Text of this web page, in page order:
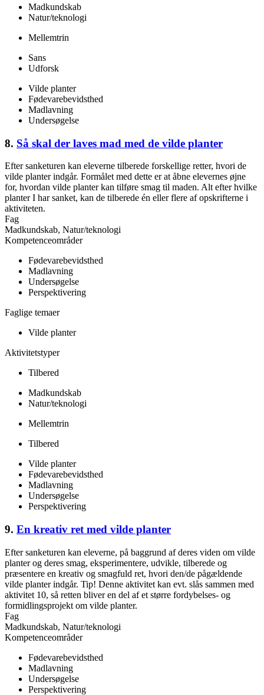
Madkundskab
Natur/teknologi
Mellemtrin
Sans
Udforsk
Vilde planter
Fødevarebevidsthed
Madlavning
Undersøgelse
8. Så skal der laves mad med de vilde planter
Efter sanketuren kan eleverne tilberede forskellige retter, hvori de
vilde planter indgår. Formålet med dette er at åbne elevernes øjne
for, hvordan vilde planter kan tilføre smag til maden. Alt efter hvilke
planter I har sanket, kan de tilberede én eller flere af opskrifterne i
aktiviteten.
Fag
Madkundskab, Natur/teknologi
Kompetenceområder
Fødevarebevidsthed
Madlavning
Undersøgelse
Perspektivering
Faglige temaer
Vilde planter
Aktivitetstyper
Tilbered
Madkundskab
Natur/teknologi
Mellemtrin
Tilbered
Vilde planter
Fødevarebevidsthed
Madlavning
Undersøgelse
Perspektivering
9. En kreativ ret med vilde planter
Efter sanketuren kan eleverne, på baggrund af deres viden om vilde
planter og deres smag, eksperimentere, udvikle, tilberede og
præsentere en kreativ og smagfuld ret, hvori den/de pågældende
vilde planter indgår. Tip! Denne aktivitet kan evt. slås sammen med
aktivitet 10, så retten bliver en del af et større fordybelses- og
formidlingsprojekt om vilde planter.
Fag
Madkundskab, Natur/teknologi
Kompetenceområder
Fødevarebevidsthed
Madlavning
Undersøgelse
Perspektivering